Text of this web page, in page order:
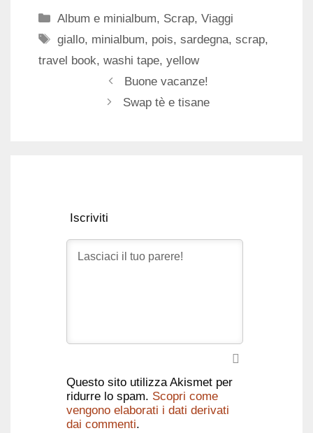
Categorie
Album e minialbum, Scrap,Viaggi
Tag
giallo, minialbum, pois,sardegna,scrap,
travel book, washi tape, yellow
Buone vacanze!
Swap tè e tisane
Iscriviti
Questo sito utilizza Akismet per
ridurre lo spam. Scopri come
vengono elaborati i dati derivati
dai commenti.